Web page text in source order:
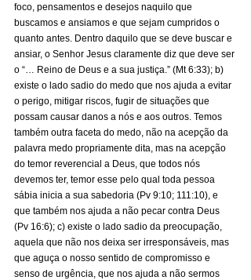
foco, pensamentos e desejos naquilo que
buscamos e ansiamos e que sejam cumpridos o
quanto antes. Dentro daquilo que se deve buscar e
ansiar, o Senhor Jesus claramente diz que deve ser
o “… Reino de Deus e a sua justiça.” (Mt 6:33); b)
existe o lado sadio do medo que nos ajuda a evitar
o perigo, mitigar riscos, fugir de situações que
possam causar danos a nós e aos outros. Temos
também outra faceta do medo, não na acepção da
palavra medo propriamente dita, mas na acepção
do temor reverencial a Deus, que todos nós
devemos ter, temor esse pelo qual toda pessoa
sábia inicia a sua sabedoria (Pv 9:10; 111:10), e
que também nos ajuda a não pecar contra Deus
(Pv 16:6); c) existe o lado sadio da preocupação,
aquela que não nos deixa ser irresponsáveis, mas
que aguça o nosso sentido de compromisso e
senso de urgência, que nos ajuda a não sermos